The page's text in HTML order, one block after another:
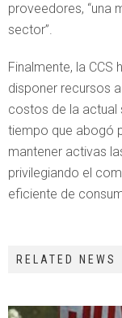
proveedores, “una
sector”.
Finalmente, la
disponer recursos
costos de la actual
tiempo que abogó
mantener activas
privilegiando el
eficiente de
RELATED NEWS